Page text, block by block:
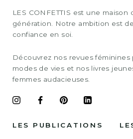
LES CONFETTIS est une maison
génération. Notre ambition est
confiance en soi.
Découvrez nos revues
modes de vies et nos livres
femmes audacieuses.
LES PUBLICATIONS